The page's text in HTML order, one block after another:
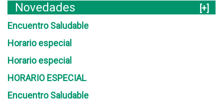
Novedades
[+]
Encuentro Saludable
Horario especial
Horario especial
HORARIO ESPECIAL
Encuentro Saludable